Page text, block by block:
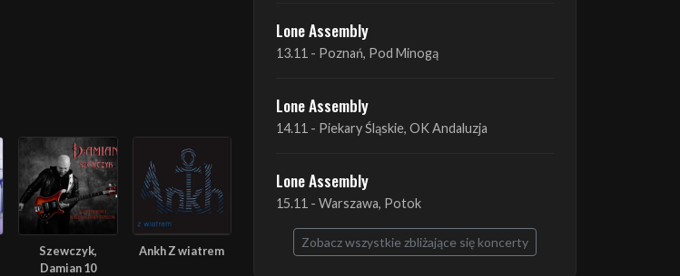
Szewczyk,
Damian 10
Ankh Z wiatrem
Lone Assembly
14.11 - Piekary Śląskie, OK Andaluzja
Lone Assembly
15.11 - Warszawa, Potok
Zobacz wszystkie zbliżające się koncerty